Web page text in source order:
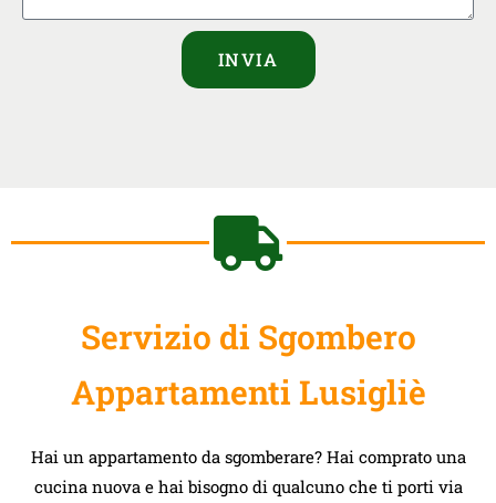
INVIA
Servizio di Sgombero
Appartamenti Lusigliè
Hai un appartamento da sgomberare? Hai comprato una
cucina nuova e hai bisogno di qualcuno che ti porti via